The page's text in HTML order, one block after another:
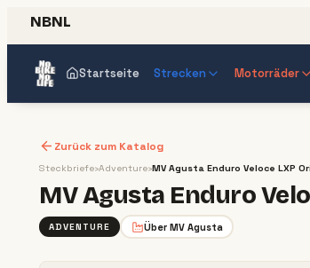
NBNL
Startseite Strecken Motorräder
Zurück zum Katalog
Steckbriefe›Adventure›MV Agusta Enduro Veloce LXP
MV Agusta Enduro
ADVENTURE Über MV Agusta